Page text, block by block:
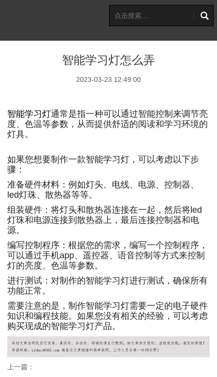
智能学习灯怎么弄
2023-03-23 12:49:00
智能学习灯通常是指一种可以通过智能控制来调节亮
度、色温等参数，从而提供舒适的阅读和学习环境的
灯具。
如果您想要制作一款智能学习灯，可以考虑以下步
骤：
准备硬件材料：例如灯头、电线、电源、控制器、
led灯珠、散热器等等。
组装硬件：将灯头和散热器连接在一起，然后将led
灯珠和电源连接到散热器上，最后连接控制器和电
源。
编写控制程序：根据您的需求，编写一个控制程序，
可以通过手机app、遥控器、语音控制等方式来控制
灯的亮度、色温等参数。
进行测试：对制作的智能学习灯进行测试，确保所有
功能正常。
需要注意的是，制作智能学习灯需要一定的电子硬件
知识和编程技能。如果您没有相关的经验，可以考虑
购买现成的智能学习灯产品。
上一篇：